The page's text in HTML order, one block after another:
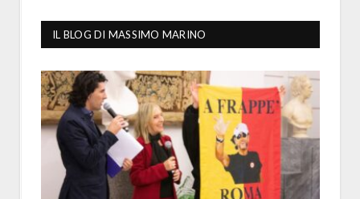
IL BLOG DI MASSIMO MARINO